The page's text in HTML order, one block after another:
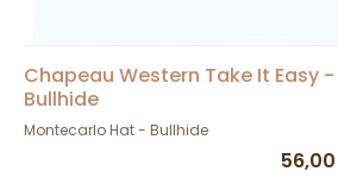
Chapeau Western Take It Easy -
Bullhide
Montecarlo Hat - Bullhide